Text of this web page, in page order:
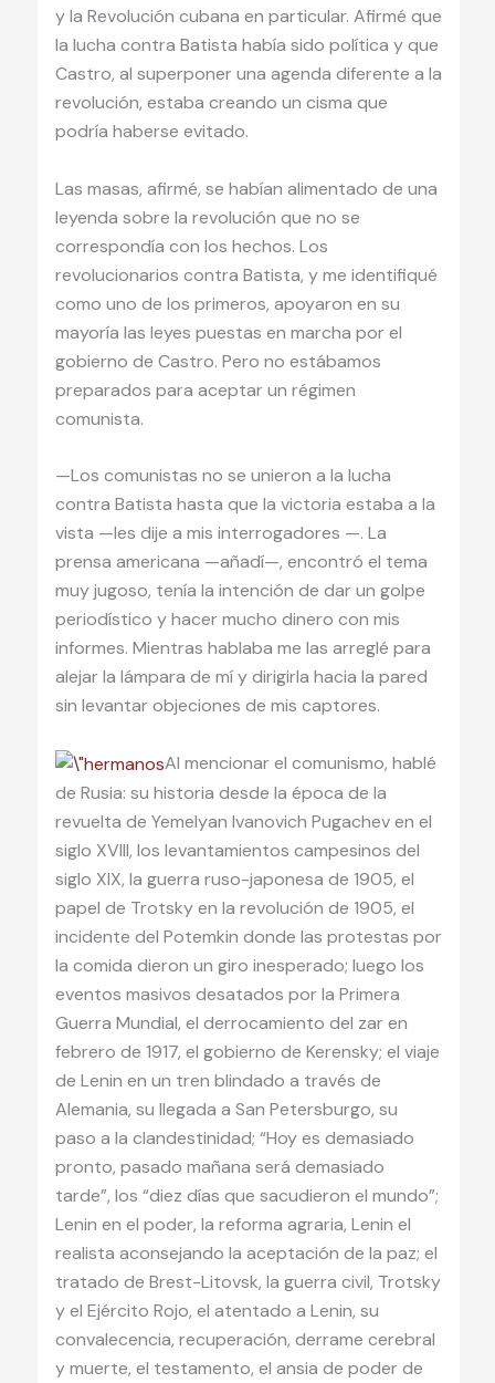
y la Revolución cubana en particular. Afirmé que
la lucha contra Batista había sido política y que
Castro, al superponer una agenda diferente a la
revolución, estaba creando un cisma que
podría haberse evitado.
Las masas, afirmé, se habían alimentado de una
leyenda sobre la revolución que no se
correspondía con los hechos. Los
revolucionarios contra Batista, y me identifiqué
como uno de los primeros, apoyaron en su
mayoría las leyes puestas en marcha por el
gobierno de Castro. Pero no estábamos
preparados para aceptar un régimen
comunista.
—Los comunistas no se unieron a la lucha
contra Batista hasta que la victoria estaba a la
vista —les dije a mis interrogadores —. La
prensa americana —añadí—, encontró el tema
muy jugoso, tenía la intención de dar un golpe
periodístico y hacer mucho dinero con mis
informes. Mientras hablaba me las arreglé para
alejar la lámpara de mí y dirigirla hacia la pared
sin levantar objeciones de mis captores.
Al mencionar el comunismo, hablé
de Rusia: su historia desde la época de la
revuelta de Yemelyan Ivanovich Pugachev en el
siglo XVIII, los levantamientos campesinos del
siglo XIX, la guerra ruso-japonesa de 1905, el
papel de Trotsky en la revolución de 1905, el
incidente del Potemkin donde las protestas por
la comida dieron un giro inesperado; luego los
eventos masivos desatados por la Primera
Guerra Mundial, el derrocamiento del zar en
febrero de 1917, el gobierno de Kerensky; el viaje
de Lenin en un tren blindado a través de
Alemania, su llegada a San Petersburgo, su
paso a la clandestinidad; “Hoy es demasiado
pronto, pasado mañana será demasiado
tarde”, los “diez días que sacudieron el mundo”;
Lenin en el poder, la reforma agraria, Lenin el
realista aconsejando la aceptación de la paz; el
tratado de Brest-Litovsk, la guerra civil, Trotsky
y el Ejército Rojo, el atentado a Lenin, su
convalecencia, recuperación, derrame cerebral
y muerte, el testamento, el ansia de poder de